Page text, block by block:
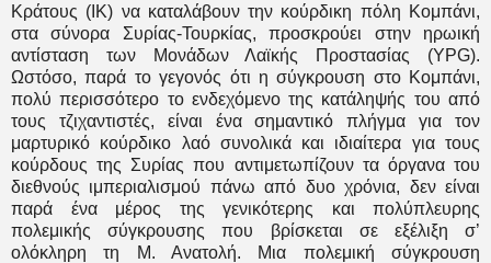
Κράτους (ΙΚ) να καταλάβουν την κούρδικη πόλη Κομπάνι,
στα σύνορα Συρίας-Τουρκίας, προσκρούει στην ηρωική
αντίσταση των Μονάδων Λαϊκής Προστασίας (YPG).
Ωστόσο, παρά το γεγονός ότι η σύγκρουση στο Κομπάνι,
πολύ περισσότερο το ενδεχόμενο της κατάληψής του από
τους τζιχαντιστές, είναι ένα σημαντικό πλήγμα για τον
μαρτυρικό κούρδικο λαό συνολικά και ιδιαίτερα για τους
κούρδους της Συρίας που αντιμετωπίζουν τα όργανα του
διεθνούς ιμπεριαλισμού πάνω από δυο χρόνια, δεν είναι
παρά ένα μέρος της γενικότερης και πολύπλευρης
πολεμικής σύγκρουσης που βρίσκεται σε εξέλιξη σ’
ολόκληρη τη Μ. Ανατολή. Μια πολεμική σύγκρουση